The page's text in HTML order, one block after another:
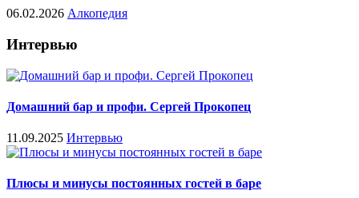
06.02.2026 Алкопедия
Интервью
Домашний бар и профи. Сергей Прокопец
11.09.2025 Интервью
Плюсы и минусы постоянных гостей в баре